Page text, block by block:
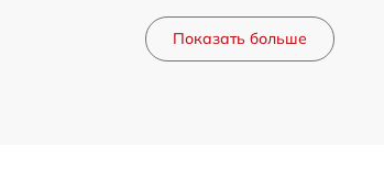
Показать больше